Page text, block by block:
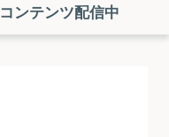
コンテンツ配信中